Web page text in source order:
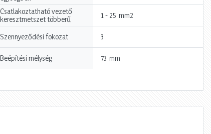
Csatlakoztatható vezető
keresztmetszet többerű
1 - 25 mm2
Szennyeződési fokozat 3
Beépítési mélység 73 mm